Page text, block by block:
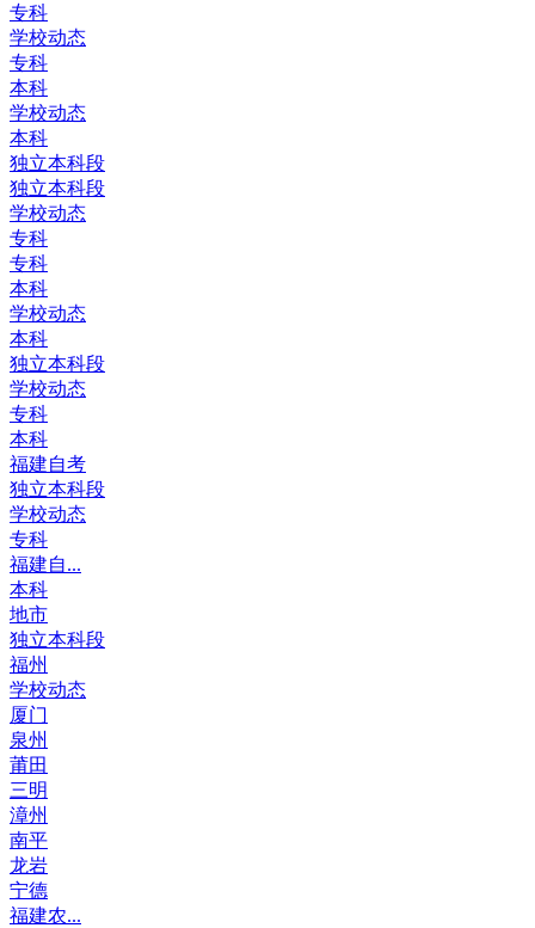
专科
学校动态
专科
本科
学校动态
本科
独立本科段
独立本科段
学校动态
专科
专科
本科
学校动态
本科
独立本科段
学校动态
专科
本科
福建自考
独立本科段
学校动态
专科
福建自...
本科
地市
独立本科段
福州
学校动态
厦门
泉州
莆田
三明
漳州
南平
龙岩
宁德
福建农...